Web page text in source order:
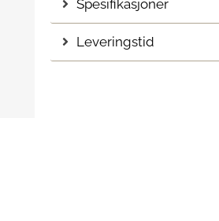
Spesifikasjoner
Leveringstid